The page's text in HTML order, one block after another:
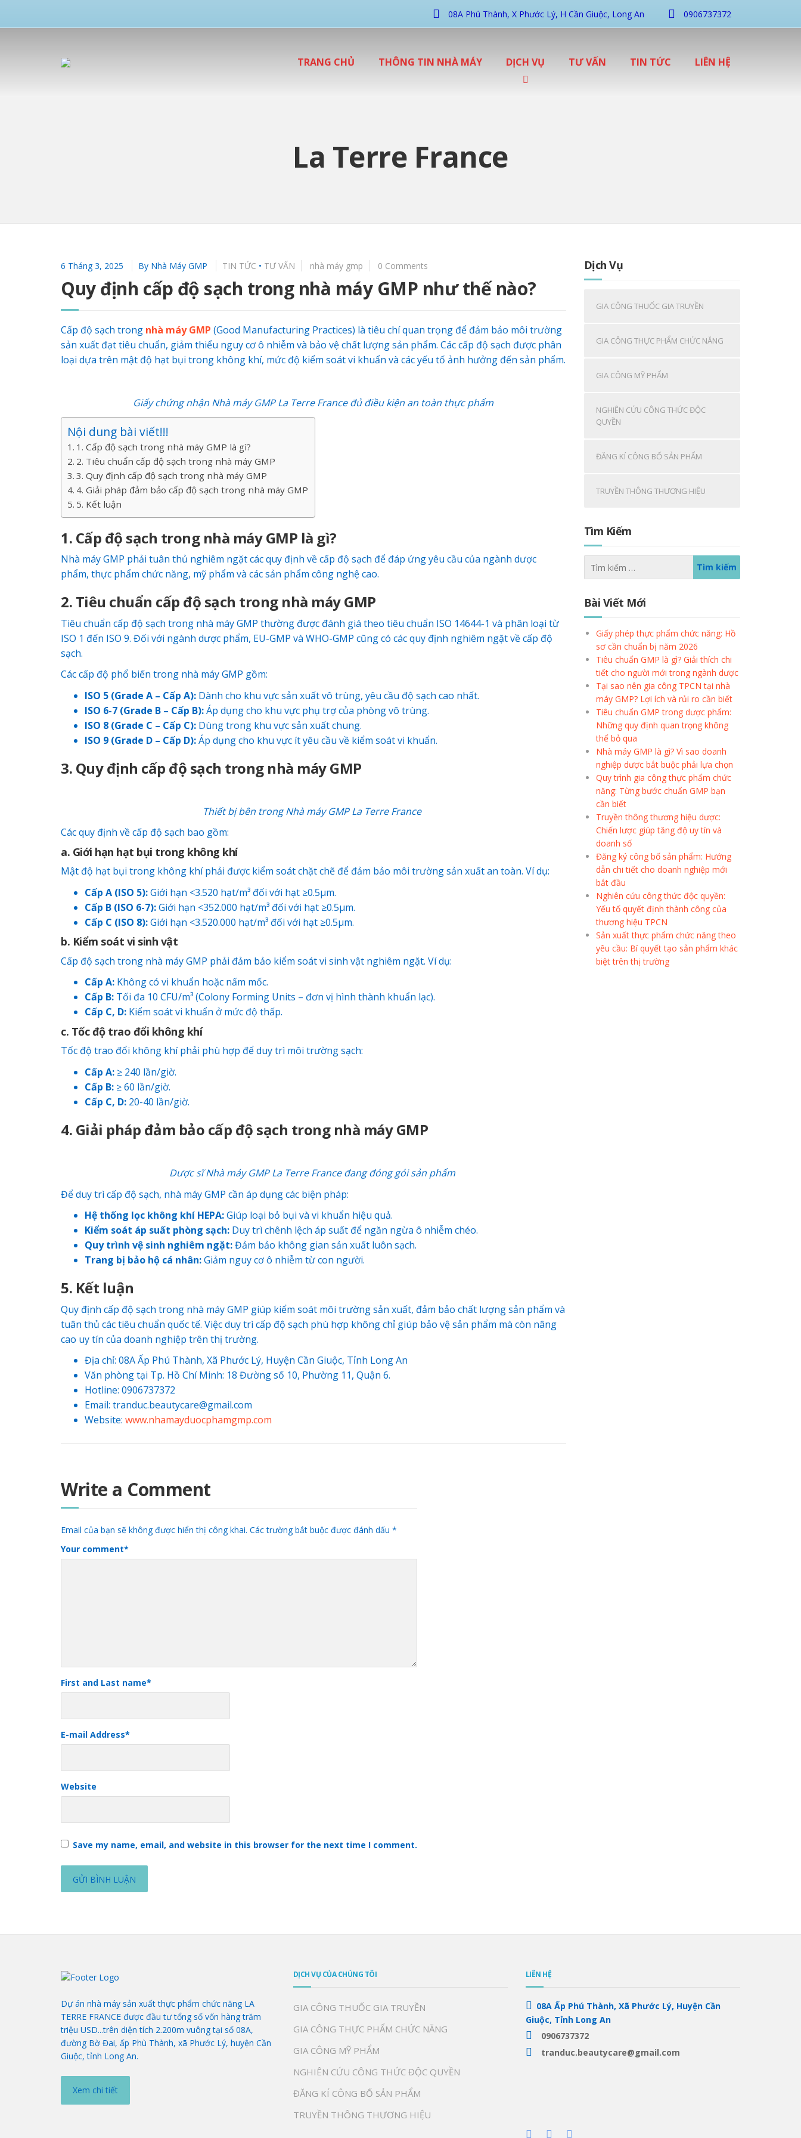
08A Phú Thành, X Phước Lý, H Cần Giuộc, Long An 0906737372
TRANG CHỦ THÔNG TIN NHÀ MÁY DỊCH VỤ TƯ VẤN TIN TỨC LIÊN HỆ
La Terre France
6 Tháng 3, 2025 By Nhà Máy GMP TIN TỨC • TƯ VẤN nhà máy gmp 0 Comments
Quy định cấp độ sạch trong nhà máy GMP như thế nào?
Cấp độ sạch trong nhà máy GMP (Good Manufacturing Practices) là tiêu chí quan trọng để đảm bảo môi trường
sản xuất đạt tiêu chuẩn, giảm thiểu nguy cơ ô nhiễm và bảo vệ chất lượng sản phẩm. Các cấp độ sạch được phân
loại dựa trên mật độ hạt bụi trong không khí, mức độ kiểm soát vi khuẩn và các yếu tố ảnh hưởng đến sản phẩm.
Giấy chứng nhận Nhà máy GMP La Terre Franceđủ điều kiện an toàn thực phẩm
Nội dung bài viết!!!
1. Cấp độ sạch trong nhà máy GMP là gì?
2. Tiêu chuẩn cấp độ sạch trong nhà máy GMP
3. Quy định cấp độ sạch trong nhà máy GMP
4. Giải pháp đảm bảo cấp độ sạch trong nhà máy GMP
5. Kết luận
1. Cấp độ sạch trong nhà máy GMP là gì?
Nhà máy GMP phải tuân thủ nghiêm ngặt các quy định về cấp độ sạch để đáp ứng yêu cầu của ngành dược
phẩm, thực phẩm chức năng, mỹ phẩm và các sản phẩm công nghệ cao.
2. Tiêu chuẩn cấp độ sạch trong nhà máy GMP
Tiêu chuẩn cấp độ sạch trong nhà máy GMP thường được đánh giá theo tiêu chuẩn ISO 14644-1 và phân loại từ
ISO 1 đến ISO 9. Đối với ngành dược phẩm, EU-GMP và WHO-GMP cũng có các quy định nghiêm ngặt về cấp độ
sạch.
Các cấp độ phổ biến trong nhà máy GMP gồm:
ISO 5 (Grade A – Cấp A): Dành cho khu vực sản xuất vô trùng, yêu cầu độ sạch cao nhất.
ISO 6-7 (Grade B – Cấp B):Áp dụng cho khu vực phụ trợ của phòng vô trùng.
ISO 8 (Grade C – Cấp C): Dùng trong khu vực sản xuất chung.
ISO 9 (Grade D – Cấp D):Áp dụng cho khu vực ít yêu cầu về kiểm soát vi khuẩn.
3. Quy định cấp độ sạch trong nhà máy GMP
Thiết bị bên trongNhà máy GMP La Terre France
Các quy định về cấp độ sạch bao gồm:
a. Giới hạn hạt bụi trong không khí
Mật độ hạt bụi trong không khí phải được kiểm soát chặt chẽ để đảm bảo môi trường sản xuất an toàn. Ví dụ:
Cấp A (ISO 5):Giới hạn <3.520 hạt/m³ đối với hạt ≥0.5µm.
Cấp B (ISO 6-7):Giới hạn <352.000 hạt/m³ đối với hạt ≥0.5µm.
Cấp C (ISO 8):Giới hạn <3.520.000 hạt/m³ đối với hạt ≥0.5µm.
b. Kiểm soát vi sinh vật
Cấp độ sạch trong nhà máy GMP phải đảm bảo kiểm soát vi sinh vật nghiêm ngặt. Ví dụ:
Cấp A: Không có vi khuẩn hoặc nấm mốc.
Cấp B: Tối đa 10 CFU/m³ (Colony Forming Units – đơn vị hình thành khuẩn lạc).
Cấp C, D: Kiểm soát vi khuẩn ở mức độ thấp.
c. Tốc độ trao đổi không khí
Tốc độ trao đổi không khí phải phù hợp để duy trì môi trường sạch:
Cấp A: ≥ 240 lần/giờ.
Cấp B: ≥ 60 lần/giờ.
Cấp C, D: 20-40 lần/giờ.
4. Giải pháp đảm bảo cấp độ sạch trong nhà máy GMP
Dược sĩNhà máy GMP La Terre Franceđang đóng gói sản phẩm
Để duy trì cấp độ sạch, nhà máy GMP cần áp dụng các biện pháp:
Hệ thống lọc không khí HEPA:Giúp loại bỏ bụi và vi khuẩn hiệu quả.
Kiểm soát áp suất phòng sạch: Duy trì chênh lệch áp suất để ngăn ngừa ô nhiễm chéo.
Quy trình vệ sinh nghiêm ngặt:Đảm bảo không gian sản xuất luôn sạch.
Trang bị bảo hộ cá nhân:Giảm nguy cơ ô nhiễm từ con người.
5. Kết luận
Quy định cấp độ sạch trong nhà máy GMP giúp kiểm soát môi trường sản xuất, đảm bảo chất lượng sản phẩm và
tuân thủ các tiêu chuẩn quốc tế. Việc duy trì cấp độ sạch phù hợp không chỉ giúp bảo vệ sản phẩm mà còn nâng
cao uy tín của doanh nghiệp trên thị trường.
Địa chỉ: 08A Ấp Phú Thành, Xã Phước Lý, Huyện Cần Giuộc, Tỉnh Long An
Văn phòng tại Tp. Hồ Chí Minh: 18 Đường số 10, Phường 11, Quận 6.
Hotline: 0906737372
Email: tranduc.beautycare@gmail.com
Website: www.nhamayduocphamgmp.com
Write a Comment
Email của bạn sẽ không được hiển thị công khai. Các trường bắt buộc được đánh dấu *
Your comment*
First and Last name*
E-mail Address*
Website
Save my name, email, and website in this browser for the next time I comment.
Dịch Vụ
GIA CÔNG THUỐC GIA TRUYỀN
GIA CÔNG THỰC PHẨM CHỨC NĂNG
GIA CÔNG MỸ PHẨM
NGHIÊN CỨU CÔNG THỨC ĐỘC
QUYỀN
ĐĂNG KÍ CÔNG BỐ SẢN PHẨM
TRUYỀN THÔNG THƯƠNG HIỆU
Tìm Kiếm
Bài Viết Mới
Giấy phép thực phẩm chức năng: Hồ
sơ cần chuẩn bị năm 2026
Tiêu chuẩn GMP là gì? Giải thích chi
tiết cho người mới trong ngành dược
Tại sao nên gia công TPCN tại nhà
máy GMP? Lợi ích và rủi ro cần biết
Tiêu chuẩn GMP trong dược phẩm:
Những quy định quan trọng không
thể bỏ qua
Nhà máy GMP là gì? Vì sao doanh
nghiệp dược bắt buộc phải lựa chọn
Quy trình gia công thực phẩm chức
năng: Từng bước chuẩn GMP bạn
cần biết
Truyền thông thương hiệu dược:
Chiến lược giúp tăng độ uy tín và
doanh số
Đăng ký công bố sản phẩm: Hướng
dẫn chi tiết cho doanh nghiệp mới
bắt đầu
Nghiên cứu công thức độc quyền:
Yếu tố quyết định thành công của
thương hiệu TPCN
Sản xuất thực phẩm chức năng theo
yêu cầu: Bí quyết tạo sản phẩm khác
biệt trên thị trường
Dự án nhà máy sản xuất thực phẩm chức năng LA
TERRE FRANCE được đầu tư tổng số vốn hàng trăm
triệu USD...trên diện tích 2.200m vuông tại số 08A,
đường Bờ Đai, ấp Phù Thành, xã Phước Lý, huyện Cần
Giuộc, tỉnh Long An.
Xem chi tiết
DỊCH VỤ CỦA CHÚNG TÔI
GIA CÔNG THUỐC GIA TRUYỀN
GIA CÔNG THỰC PHẨM CHỨC NĂNG
GIA CÔNG MỸ PHẨM
NGHIÊN CỨU CÔNG THỨC ĐỘC QUYỀN
ĐĂNG KÍ CÔNG BỐ SẢN PHẨM
TRUYỀN THÔNG THƯƠNG HIỆU
LIÊN HỆ
08A Ấp Phú Thành, Xã Phước Lý, Huyện Cần
Giuộc, Tỉnh Long An
0906737372
tranduc.beautycare@gmail.com